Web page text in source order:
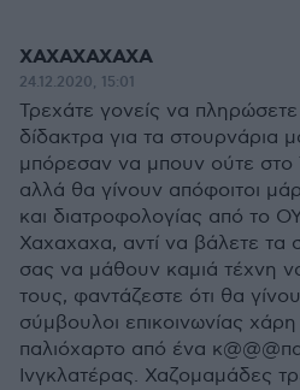
XAXAXAXAXA
24.12.2020, 15:01
Τρεχάτε γονείς να
δίδακτρα για τα στουρνάρια
μπόρεσαν να μπουν ούτε στο
αλλά θα γίνουν απόφοιτοι
και διατροφολογίας από το
Χαχαχαχα, αντί να βάλετε τα
σας να μάθουν καμιά τέχνη
τους, φαντάζεστε ότι θα
σύμβουλοι επικοινωνίας
παλιόχαρτο από ένα
Ινγκλατέρας. Χαζομαμάδες